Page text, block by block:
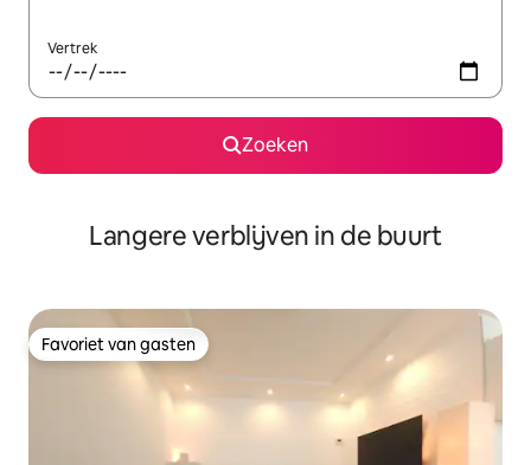
Vertrek
Zoeken
Langere verblijven in de buurt
Favoriet van gasten
Favoriet van gasten